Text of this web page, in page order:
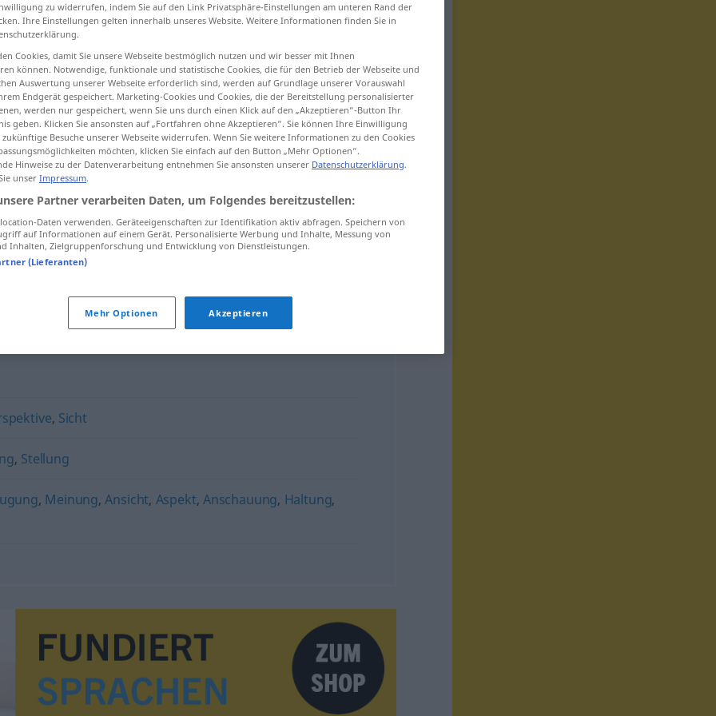
den Standpunktvertreten, auf dem
, Sicht
, Stellung
, Meinung,Ansicht, Aspekt, Anschauung, Haltung,
zu widerrufen, indem Sie auf den Link Privatsphäre-Einstellungen am unteren Rand der
Ihre Einstellungen gelten innerhalb unseres Website. Weitere Informationen finden Sie in
Cookies, damit Sie unsere Webseite bestmöglich nutzen und wir besser mit Ihnen
können. Notwendige, funktionale und statistische Cookies, die für den Betrieb der Webseite und
Auswertung unserer Webseite erforderlich sind, werden auf Grundlage unserer Vorauswahl
Endgerät gespeichert. Marketing-Cookies und Cookies, die der Bereitstellung personalisierter
werden nur gespeichert, wenn Sie uns durch einen Klick auf den „Akzeptieren“-Button Ihr
geben. Klicken Sie ansonsten auf „Fortfahren ohne Akzeptieren“. Sie können Ihre Einwilligung
Besuche unserer Webseite widerrufen. Wenn Sie weitere Informationen zu den Cookies
möchten, klicken Sie einfach auf den Button „Mehr Optionen“.
Hinweise zu der Datenverarbeitung entnehmen Sie ansonsten unserer Datenschutzerklärung.
unser Impressum.
Partner verarbeiten Daten, um Folgendes bereitzustellen:
Daten verwenden. Geräteeigenschaften zur Identifikation aktiv abfragen. Speichern von
auf Informationen auf einem Gerät. Personalisierte Werbung und Inhalte, Messung von
Inhalten, Zielgruppenforschung und Entwicklung von Dienstleistungen.
(Lieferanten)
Mehr Optionen Akzeptieren